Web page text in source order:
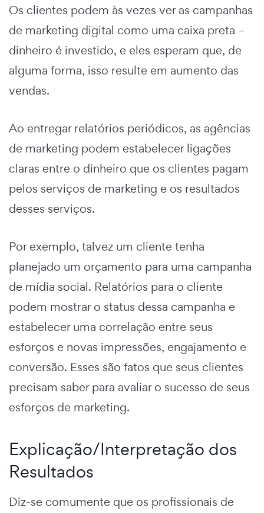
Os clientes podem às vezes ver as campanhas
de marketing digital como uma caixa preta –
dinheiro é investido, e eles esperam que, de
alguma forma, isso resulte em aumento das
vendas.
Ao entregar relatórios periódicos, as agências
de marketing podem estabelecer ligações
claras entre o dinheiro que os clientes pagam
pelos serviços de marketing e os resultados
desses serviços.
Por exemplo, talvez um cliente tenha
planejado um orçamento para uma campanha
de mídia social. Relatórios para o cliente
podem mostrar o status dessa campanha e
estabelecer uma correlação entre seus
esforços e novas impressões, engajamento e
conversão. Esses são fatos que seus clientes
precisam saber para avaliar o sucesso de seus
esforços de marketing.
Explicação/Interpretação dos
Resultados
Diz-se comumente que os profissionais de